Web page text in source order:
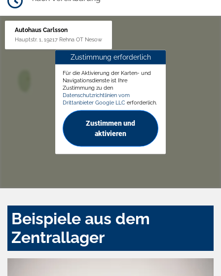
Autohaus Carlsson
Hauptstr. 1, 19217 Rehna OT Nesow
Zustimmung erforderlich
Für die Aktivierung der Karten- und
Navigationsdienste ist Ihre
Zustimmung zu den
Datenschutzrichtlinien vom
Drittanbieter Google LLC erforderlich.
Zustimmen und
aktivieren
Beispiele aus dem
Zentrallager